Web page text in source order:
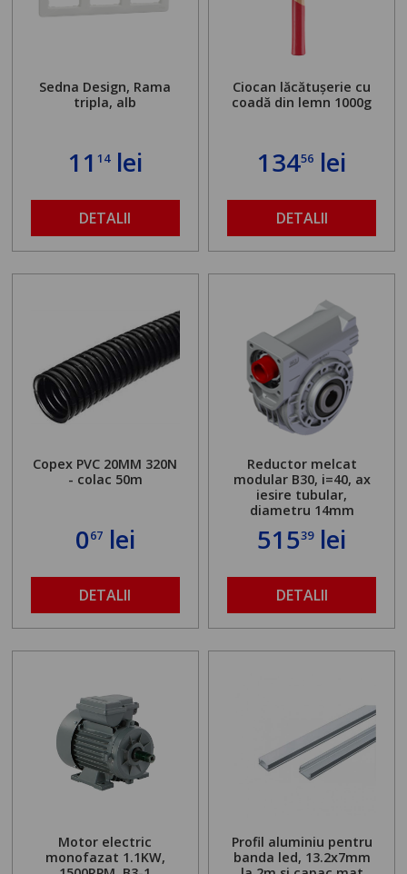
Sedna Design, Rama
tripla, alb
11 14lei
DETALII
Ciocan lăcătușerie cu
coadă din lemn 1000g
13456 lei
DETALII
Copex PVC 20MM 320N
- colac 50m
067lei
DETALII
Reductor melcat
modular B30, i=40, ax
iesire tubular,
diametru 14mm
51539lei
DETALII
Motor electric
monofazat 1.1KW,
Profil aluminiu pentru
banda led, 13.2x7mm